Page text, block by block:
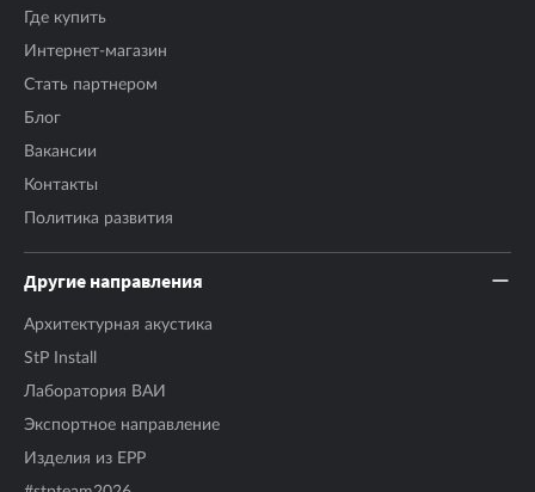
Где купить
Интернет-магазин
Стать партнером
Блог
Вакансии
Контакты
Политика развития
Другие направления
Архитектурная акустика
StP Install
Лаборатория ВАИ
Экспортное направление
Изделия из EPP